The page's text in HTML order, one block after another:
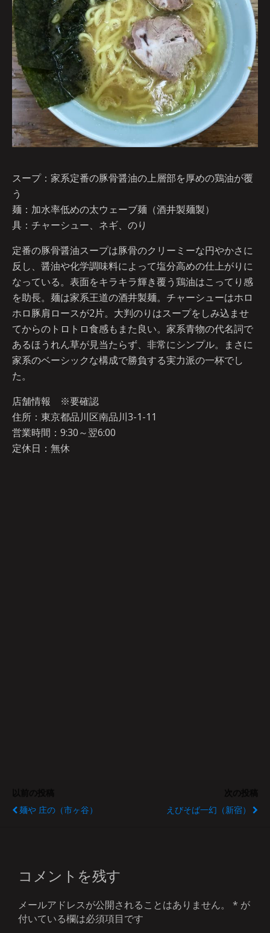
スープ：家系定番の豚骨醤油の上層部を厚めの鶏油が覆
う
麺：加水率低めの太ウェーブ麺（酒井製麺製）
具：チャーシュー、ネギ、のり
定番の豚骨醤油スープは豚骨のクリーミーな円やかさに
反し、醤油や化学調味料によって塩分高めの仕上がりに
なっている。表面をキラキラ輝き覆う鶏油はこってり感
を助長。麺は家系王道の酒井製麺。チャーシューはホロ
ホロ豚肩ロースが2片。大判のりはスープをしみ込ませ
てからのトロトロ食感もまた良い。家系青物の代名詞で
あるほうれん草が見当たらず、非常にシンプル。まさに
家系のベーシックな構成で勝負する実力派の一杯でし
た。
店舗情報 ※要確認
住所：東京都品川区南品川3-1-11
営業時間：9:30～翌6:00
定休日：無休
麺や 庄の（市ヶ谷）
えびそば一幻（新宿）
コメントを残す
メールアドレスが公開されることはありません。 * が
付いている欄は必須項目です